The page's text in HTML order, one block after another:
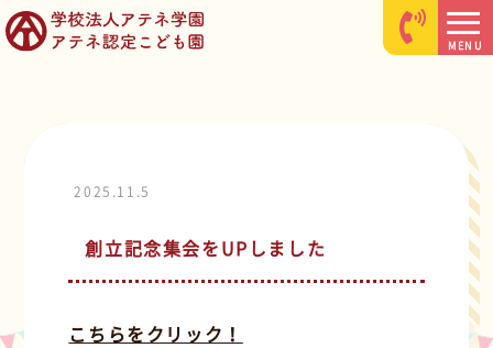
MENU
2025.11.5
創立記念集会をUPしました
こちらをクリック！